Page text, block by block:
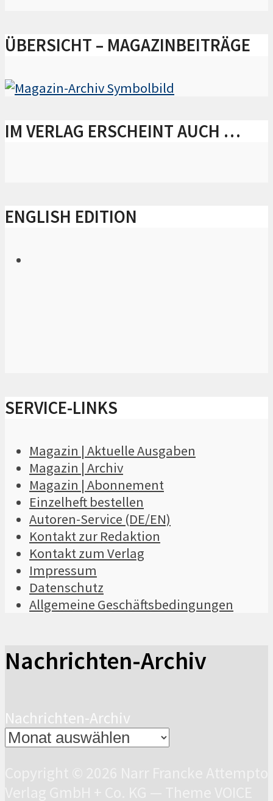
ÜBERSICHT – MAGAZINBEITRÄGE
IM VERLAG ERSCHEINT AUCH …
ENGLISH EDITION
SERVICE-LINKS
Magazin | Aktuelle Ausgaben
Magazin | Archiv
Magazin | Abonnement
Einzelheft bestellen
Autoren-Service (DE/EN)
Kontakt zur Redaktion
Kontakt zum Verlag
Impressum
Datenschutz
Allgemeine Geschäftsbedingungen
Nachrichten-Archiv
Nachrichten-Archiv